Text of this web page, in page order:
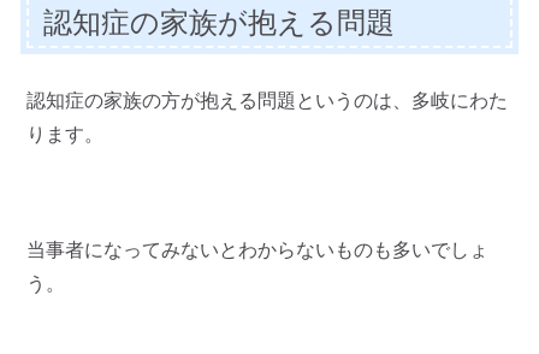
認知症の家族が抱える問題
認知症の家族の方が抱える問題というのは、多岐にわた
ります。
当事者になってみないとわからないものも多いでしょ
う。